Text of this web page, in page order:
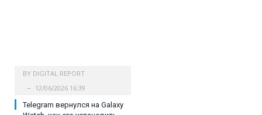
BY DIGITAL REPORT
12/06/2026 16:39
Telegram вернулся на Galaxy